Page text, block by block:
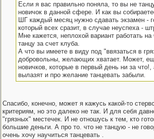
Если я вас правильно поняла, то вы не
новичок в данной сфере. И как вы
ШГ каждый месяц нужно сдавать экзамен -
который всех сразит, в случае неуспеха -
Мне кажется, неплохой вариант работать
танцу за счет клуба.
А что вы имеете в виду под "ввязаться в
добровольны, желающих хватает. Может,
новичков, которые в первый день ни за
вылазят и про желание танцевать забыли.
Спасибо, конечно, может я кажусь какой-то
критериям, но это далеко не так. И для себя
"грязных" местечек. И не отношусь к тем, кто
большие деньги. А про то. что не танцую - не
очень хочу научиться танцевать .